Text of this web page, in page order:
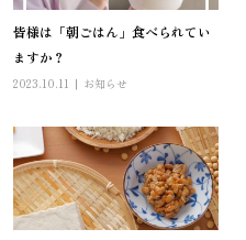
皆様は「朝ごはん」食べられてい
ますか？
2023.10.11 お知らせ